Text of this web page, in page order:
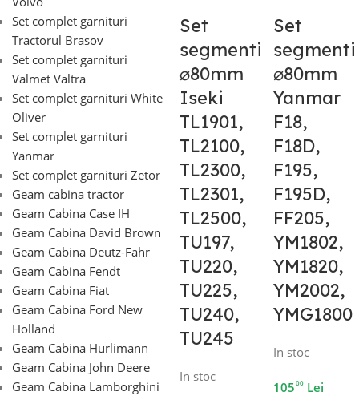
Set complet garnituri
Tractorul Brasov
Set complet garnituri
Valmet Valtra
Set complet garnituri White
Oliver
Set complet garnituri
Yanmar
Set complet garnituri Zetor
Geam cabina tractor
Geam Cabina Case IH
Geam Cabina David Brown
Geam Cabina Deutz-Fahr
Geam Cabina Fendt
Geam Cabina Fiat
Geam Cabina Ford New
Holland
Geam Cabina Hurlimann
Geam Cabina John Deere
Geam Cabina Lamborghini
Set
segmenti
⌀80mm
Iseki
TL1901,
TL2100,
TL2300,
TL2301,
TL2500,
TU197,
TU220,
TU225,
TU240,
TU245
In stoc
Set
segmenti
⌀80mm
Yanmar
F18,
F18D,
F195,
F195D,
FF205,
YM1802,
YM1820,
YM2002,
YMG1800
In stoc
10500 Lei